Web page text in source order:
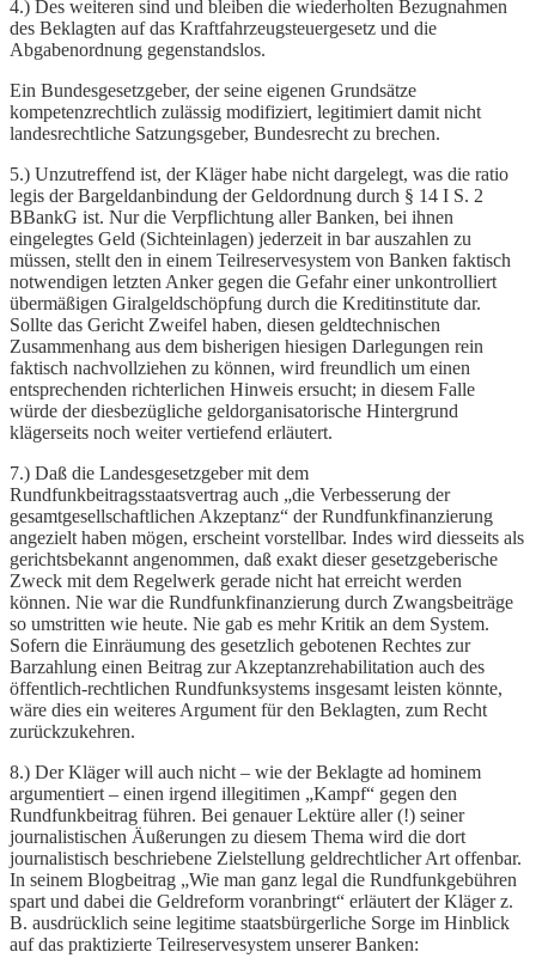
4.) Des weiteren sind und bleiben die wiederholten Bezugnahmen
des Beklagten auf das Kraftfahrzeugsteuergesetz und die
Abgabenordnung gegenstandslos.
Ein Bundesgesetzgeber, der seine eigenen Grundsätze
kompetenzrechtlich zulässig modifiziert, legitimiert damit nicht
landesrechtliche Satzungsgeber, Bundesrecht zu brechen.
5.) Unzutreffend ist, der Kläger habe nicht dargelegt, was die ratio
legis der Bargeldanbindung der Geldordnung durch § 14 I S. 2
BBankG ist. Nur die Verpflichtung aller Banken, bei ihnen
eingelegtes Geld (Sichteinlagen) jederzeit in bar auszahlen zu
müssen, stellt den in einem Teilreservesystem von Banken faktisch
notwendigen letzten Anker gegen die Gefahr einer unkontrolliert
übermäßigen Giralgeldschöpfung durch die Kreditinstitute dar.
Sollte das Gericht Zweifel haben, diesen geldtechnischen
Zusammenhang aus dem bisherigen hiesigen Darlegungen rein
faktisch nachvollziehen zu können, wird freundlich um einen
entsprechenden richterlichen Hinweis ersucht; in diesem Falle
würde der diesbezügliche geldorganisatorische Hintergrund
klägerseits noch weiter vertiefend erläutert.
7.) Daß die Landesgesetzgeber mit dem
Rundfunkbeitragsstaatsvertrag auch „die Verbesserung der
gesamtgesellschaftlichen Akzeptanz“ der Rundfunkfinanzierung
angezielt haben mögen, erscheint vorstellbar. Indes wird diesseits als
gerichtsbekannt angenommen, daß exakt dieser gesetzgeberische
Zweck mit dem Regelwerk gerade nicht hat erreicht werden
können. Nie war die Rundfunkfinanzierung durch Zwangsbeiträge
so umstritten wie heute. Nie gab es mehr Kritik an dem System.
Sofern die Einräumung des gesetzlich gebotenen Rechtes zur
Barzahlung einen Beitrag zur Akzeptanzrehabilitation auch des
öffentlich-rechtlichen Rundfunksystems insgesamt leisten könnte,
wäre dies ein weiteres Argument für den Beklagten, zum Recht
zurückzukehren.
8.) Der Kläger will auch nicht – wie der Beklagte ad hominem
argumentiert – einen irgend illegitimen „Kampf“ gegen den
Rundfunkbeitrag führen. Bei genauer Lektüre aller (!) seiner
journalistischen Äußerungen zu diesem Thema wird die dort
journalistisch beschriebene Zielstellung geldrechtlicher Art offenbar.
In seinem Blogbeitrag „Wie man ganz legal die Rundfunkgebühren
spart und dabei die Geldreform voranbringt“ erläutert der Kläger z.
B. ausdrücklich seine legitime staatsbürgerliche Sorge im Hinblick
auf das praktizierte Teilreservesystem unserer Banken: